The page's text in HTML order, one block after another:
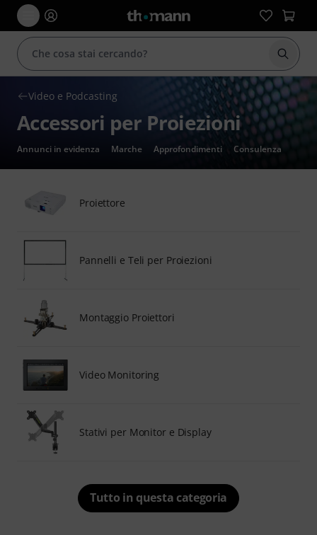
Video e Podcasting
Accessori per Proiezioni
Annunci in evidenza Marche Approfondimenti Consulenza
Proiettore
Pannelli e Teli per Proiezioni
Montaggio Proiettori
Video Monitoring
Stativi per Monitor e Display
Tutto in questa categoria